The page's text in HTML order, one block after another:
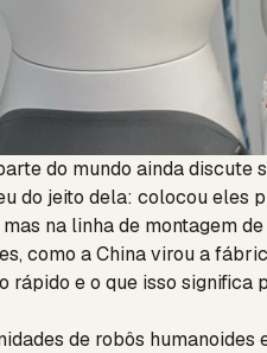
do mundo ainda discute
do jeito dela: colocou eles
na linha de montagem
como a China virou a
rápido e o que isso significa
de robôs